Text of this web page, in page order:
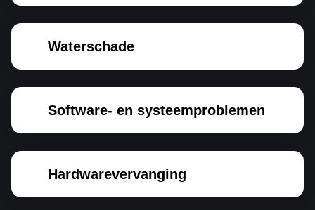
Waterschade
Software- en systeemproblemen
Hardwarevervanging